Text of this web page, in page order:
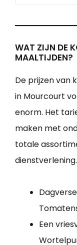
WAT ZIJN DE
MAALTIJDEN?
De prijzen van
in Mourcourt
enorm. Het
maken met
totale
dienstverlening.
Een